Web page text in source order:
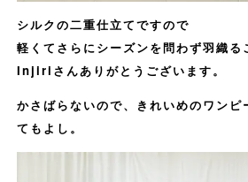
シルクの二重仕立てですので
軽くてさらにシーズンを問わず羽織る
Injiriさんありがとうございます。
かさばらないので、きれいめのワンピ
てもよし。